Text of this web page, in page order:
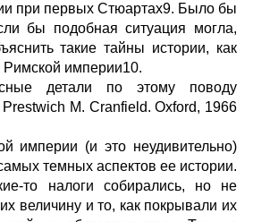
при первых Стюартах9. Было бы
бы подобная ситуация могла,
такие тайны истории, как
Римской империи10.
детали по этому поводу
Prestwich M. Cranfield. Oxford, 1966
империи (и это неудивительно)
темных аспектов ее истории.
то налоги собирались, но не
величину и то, как покрывали их